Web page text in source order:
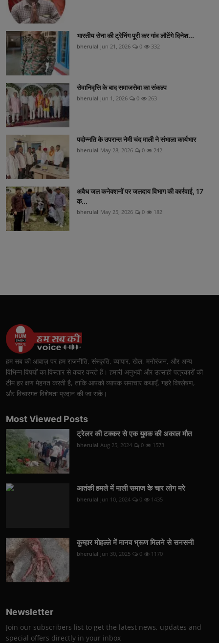
भारतीय सेना की ट्रेनिंग पूरी कर गांव लौटेंगे दिनेश...
bherulal Jun 21, 2026 0 332
सेवानिवृत्ति के बाद समाजसेवा का संकल्प
bherulal Jun 1, 2026 0 263
पदोन्नति के उपरान्त नेमी चंद माली ने संभाला कार्यभार
bherulal May 28, 2026 0 242
अवैध जल कनेक्शनों पर जलदाय विभाग की कार्रवाई, 17
क...
bherulal May 25, 2026 0 182
हम सब की आवाज़ पर हम राजनीति, संस्कृति, व्यापार, खेल, मनोरंजन, और अन्य
विभिन्न विषयों का विस्तार से कवर करते हैं। हमारी अनुभवी और उत्साही पत्रकारों की
टीम हर क्षण मेहनत करती है, ताकि आपको व्यापक समाचार कथाएँ, गहरे विश्लेषण,
और विचारगत विशेषता प्रदान की जा सकें।
Most Viewed Posts
ट्रेलर की टक्कर से एक युवक की अकाल मौत
bherulal Aug 25, 2024 0 1573
आतंकी हमले में माली समाज के चार लोग मरे
bherulal Jun 10, 2024 0 1435
कुम्हार मोहल्ले में मानव भ्रूण मिलने से सनसनी
bherulal Jun 30, 2025 0 1170
Newsletter
Join our subscribers list to get the latest news, updates and
special offers directly in your inbox